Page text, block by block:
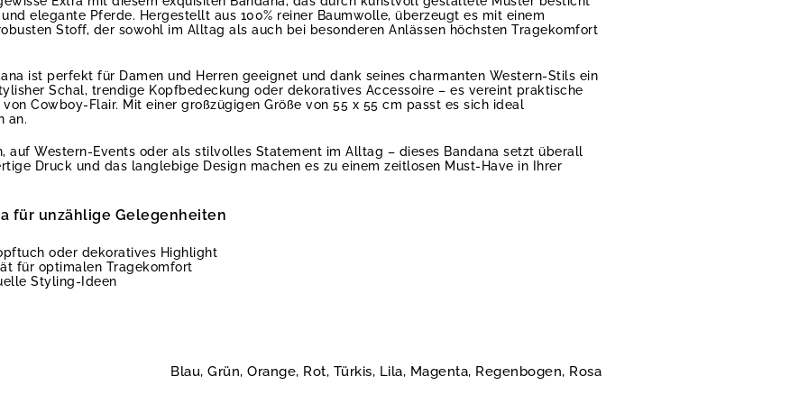
elegante Pferde. Hergestellt aus 100% reiner Baumwolle, überzeugt es mit einem
Stoff, der sowohl im Alltag als auch bei besonderen Anlässen höchsten Tragekomfort
ist perfekt für Damen und Herren geeignet und dank seines charmanten Western-Stils ein
Schal, trendige Kopfbedeckung oder dekoratives Accessoire – es vereint praktische
Cowboy-Flair. Mit einer großzügigen Größe von 55 x 55 cm passt es sich ideal
an.
auf Western-Events oder als stilvolles Statement im Alltag – dieses Bandana setzt überall
Druck und das langlebige Design machen es zu einem zeitlosen Must-Have in Ihrer
für unzählige Gelegenheiten
oder dekoratives Highlight
für optimalen Tragekomfort
Styling-Ideen
Blau, Grün, Orange, Rot, Türkis, Lila, Magenta, Regenbogen, Rosa